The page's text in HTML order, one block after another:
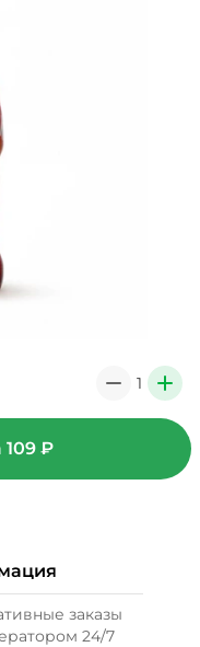
1 +
109₽
заказы
24/7